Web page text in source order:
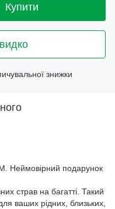
Купити
знижки
Неймовірний подарунок
страв на багатті. Такий
ваших рідних, близьких,